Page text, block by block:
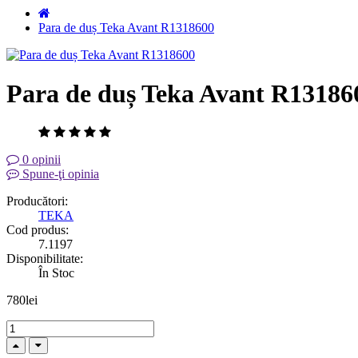
Para de duș Teka Avant R1318600
Para de duș Teka Avant
0 opinii
Spune-ţi opinia
Producători:
TEKA
Cod produs:
7.1197
Disponibilitate:
În Stoc
780lei